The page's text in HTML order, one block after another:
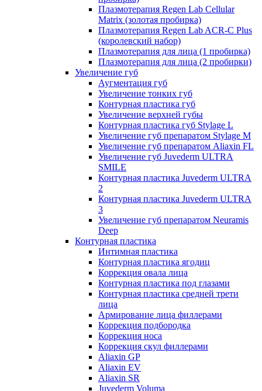
Плазмотерапия Regen Lab Cellular
Matrix (золотая пробирка)
Плазмотерапия Regen Lab ACR-C Plus
(королевский набор)
Плазмотерапия для лица (1 пробирка)
Плазмотерапия для лица (2 пробирки)
Увеличение губ
Аугментация губ
Увеличение тонких губ
Контурная пластика губ
Увеличение верхней губы
Контурная пластика губ Stylage L
Увеличение губ препаратом Stylage M
Увеличение губ препаратом Aliaxin FL
Увеличение губ Juvederm ULTRA
SMILE
Контурная пластика Juvederm ULTRA
2
Контурная пластика Juvederm ULTRA
3
Увеличение губ препаратом Neuramis
Deep
Контурная пластика
Интимная пластика
Контурная пластика ягодиц
Коррекция овала лица
Контурная пластика под глазами
Контурная пластика средней трети
лица
Армирование лица филлерами
Коррекция подбородка
Коррекция носа
Коррекция скул филлерами
Aliaxin GP
Aliaxin EV
Aliaxin SR
Juvederm Voluma